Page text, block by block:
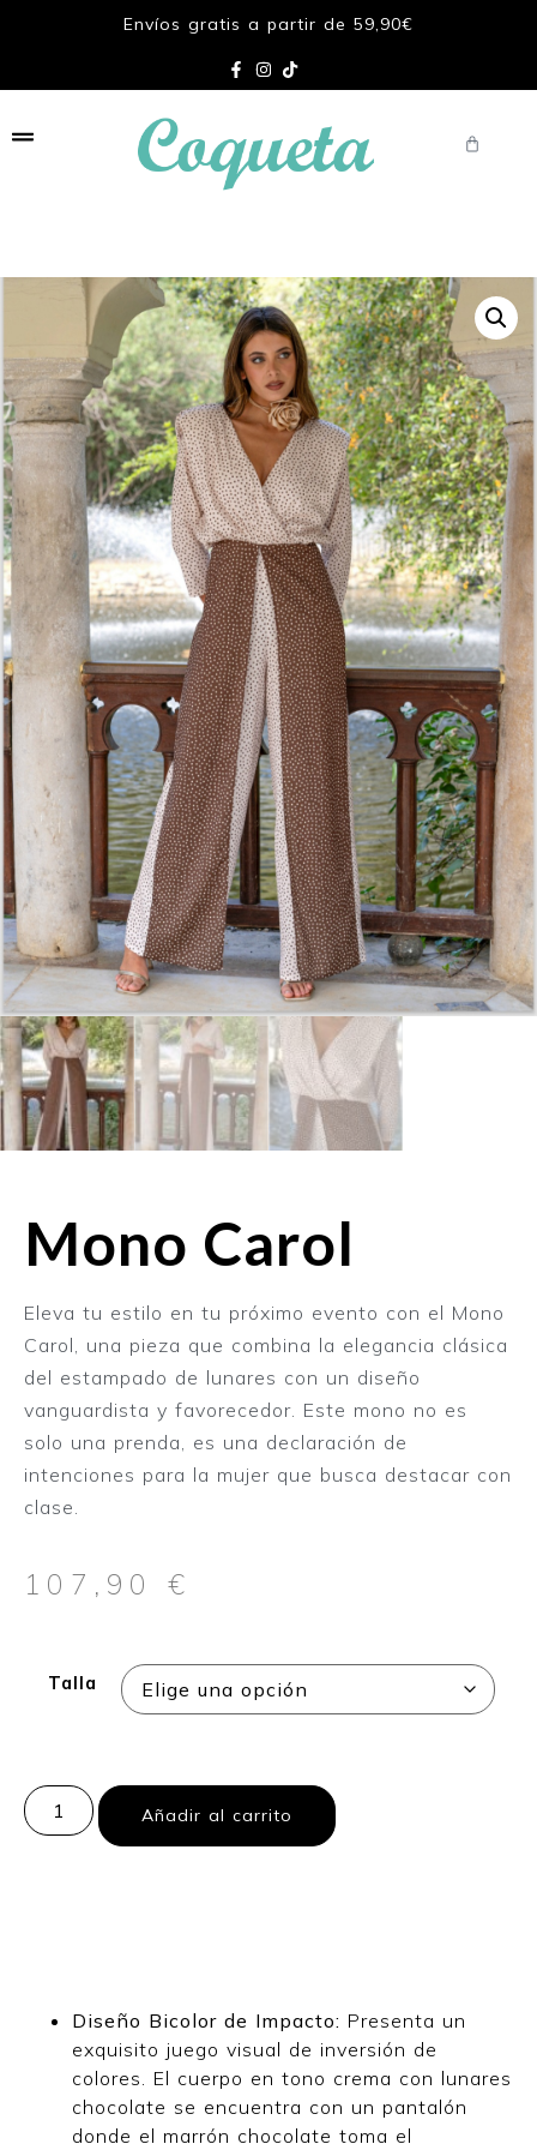
Envíos gratis a partir de 59,90€
Mono Carol
Eleva tu estilo en tu próximo evento con el Mono
Carol, una pieza que combina la elegancia clásica
del estampado de lunares con un diseño
vanguardista y favorecedor. Este mono no es
solo una prenda, es una declaración de
intenciones para la mujer que busca destacar con
clase.
107,90 €
Talla
Añadir al carrito
Diseño Bicolor de Impacto: Presenta un
exquisito juego visual de inversión de
colores. El cuerpo en tono crema con lunares
chocolate se encuentra con un pantalón
donde el marrón chocolate toma el